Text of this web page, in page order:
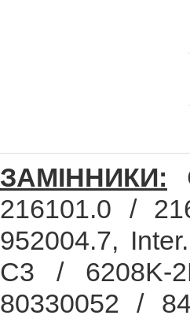
ЗАМІННИКИ:
216101.0 /
952004.7,
C3 / 6208K-
80330052 /